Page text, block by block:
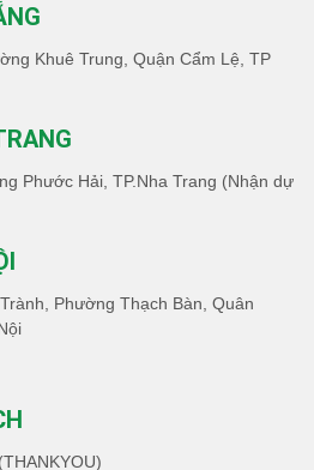
Khuê Trung, Quận Cẩm Lệ, TP
Phước Hải, TP.Nha Trang (Nhận dự
Phường Thạch Bàn, Quân